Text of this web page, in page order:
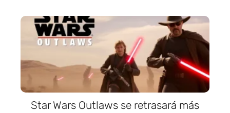
Star Wars Outlaws se retrasará más